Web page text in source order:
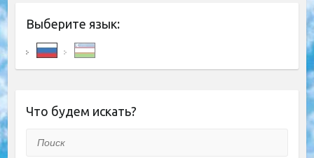
Выберите язык:
Что будем искать?
Поиск